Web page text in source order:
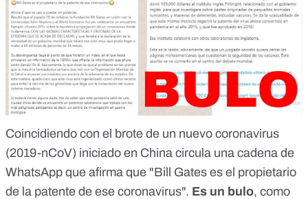
Coincidiendo con el brote de un nuevo coronavirus
(2019-nCoV) iniciado en China circula una cadena de
WhatsApp que afirma que "Bill Gates es el propietario
de la patente de ese coronavirus". Es un bulo, como